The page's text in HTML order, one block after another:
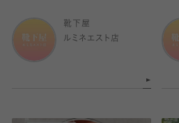
靴下屋
ルミネエスト店